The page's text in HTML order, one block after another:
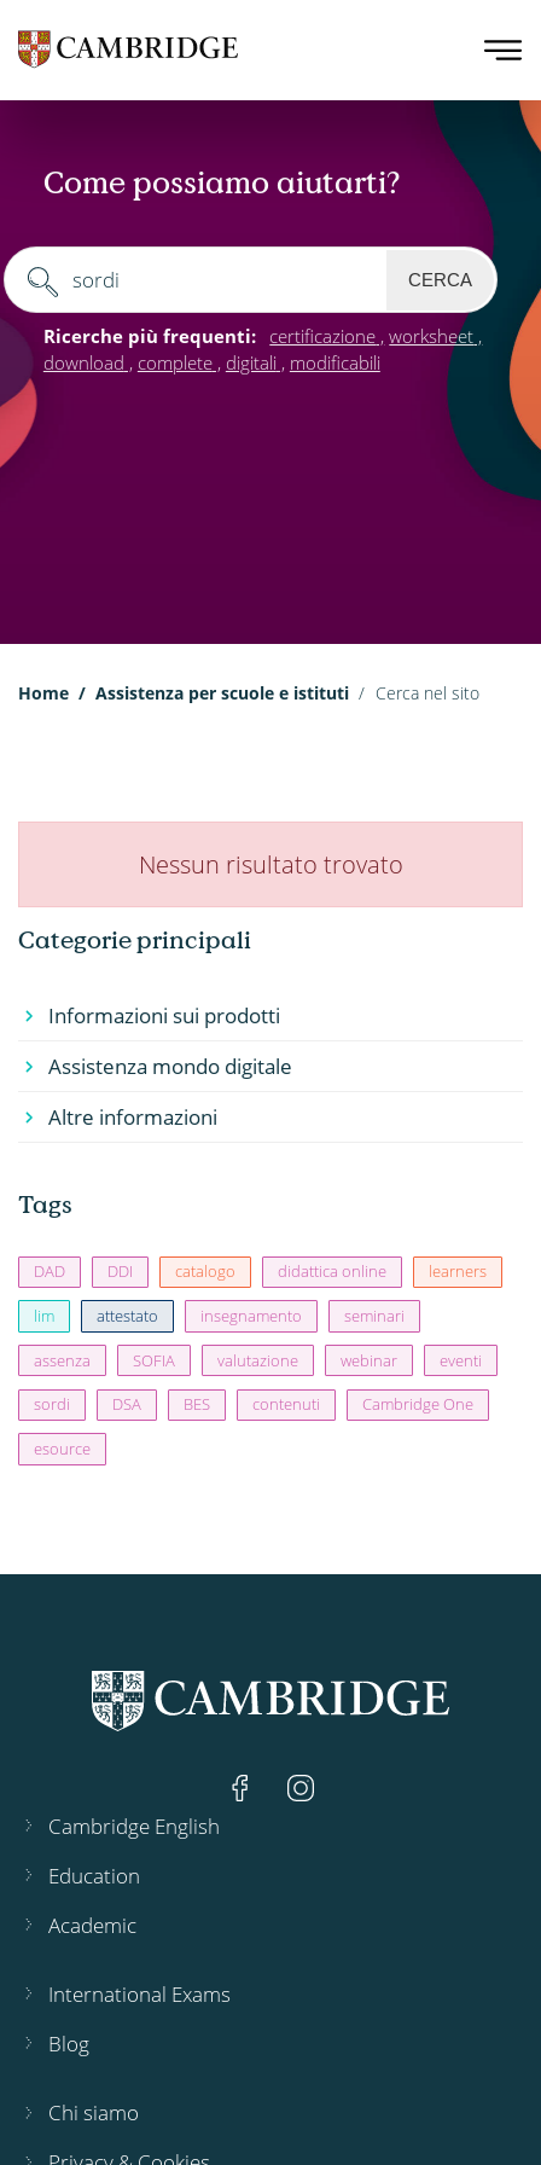
Come possiamo aiutarti?
CERCA
Ricerche più frequenti: certificazione worksheet
download
complete digitali modificabili
Home Assistenza per scuole e istituti Cerca nel sito
Categorie principali
Informazioni sui prodotti
Assistenza mondo digitale
Altre informazioni
Tags
DAD DDI catalogo didattica online learners
lim attestato insegnamento seminari
assenza SOFIA valutazione webinar eventi
sordi DSA BES contenuti Cambridge One
esource
Nessun risultato trovato
Cambridge English
Education
Academic
International Exams
Blog
Chi siamo